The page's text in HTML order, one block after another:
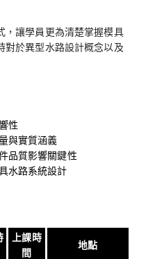
，讓學員更為清楚掌握模具
對於異型水路設計概念以及
性
與實質涵義
品質影響關鍵性
水路系統設計
上課時
間
地點